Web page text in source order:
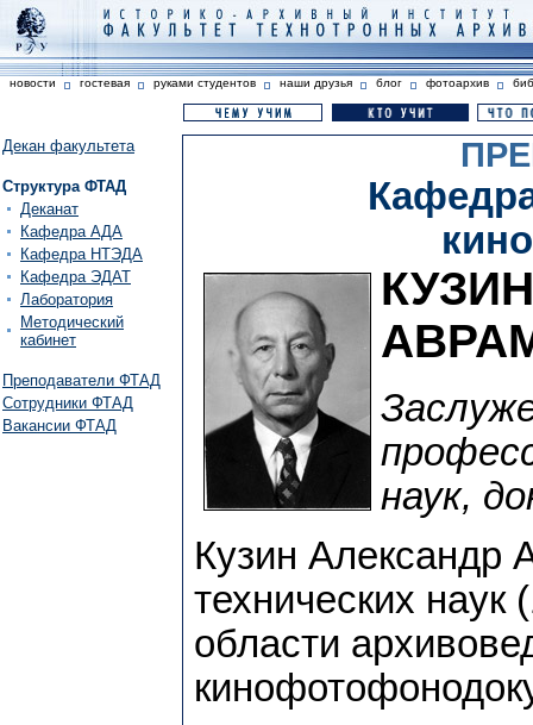
новости гостевая руками студентов наши друзья блог фотоархив
Декан факультета
Структура ФТАД
Деканат
Кафедра АДА
Кафедра НТЭДА
Кафедра ЭДАТ
Лаборатория
Методический
кабинет
Преподаватели ФТАД
Сотрудники ФТАД
Вакансии ФТАД
наук,
Кузин Александр
технических
области